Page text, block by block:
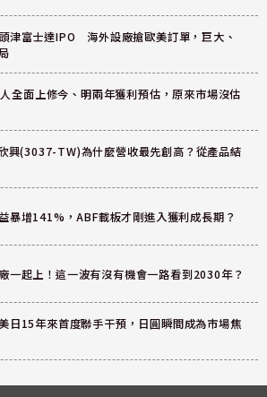
津富士達IPO 海外設廠搶歐美訂單，巨大、
全面上修今、明兩年獲利預估，原來市場沒估
興(3037-TW)為什麼營收最先創高？從產品結
暴增141%，ABF載板才剛進入獲利成長期？
一起上！這一波有沒有機會一路看到2030年？
日15年來首度聯手干預，日圓瞬間成為市場焦